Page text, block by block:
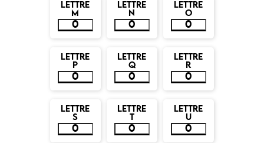
LETTRE
M
LETTRE
N
LETTRE
O
LETTRE
P
LETTRE
Q
LETTRE
R
LETTRE
S
LETTRE
T
LETTRE
U